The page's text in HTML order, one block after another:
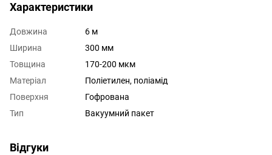
Характеристики
Довжина
6 м
Ширина
300 мм
Товщина
170-200 мкм
Матеріал
Поліетилен, поліамід
Поверхня
Гофрована
Тип
Вакуумний пакет
Відгуки